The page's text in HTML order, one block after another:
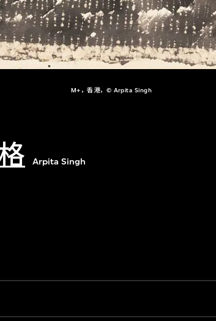
M+，香港，© Arpita Singh
Arpita Singh